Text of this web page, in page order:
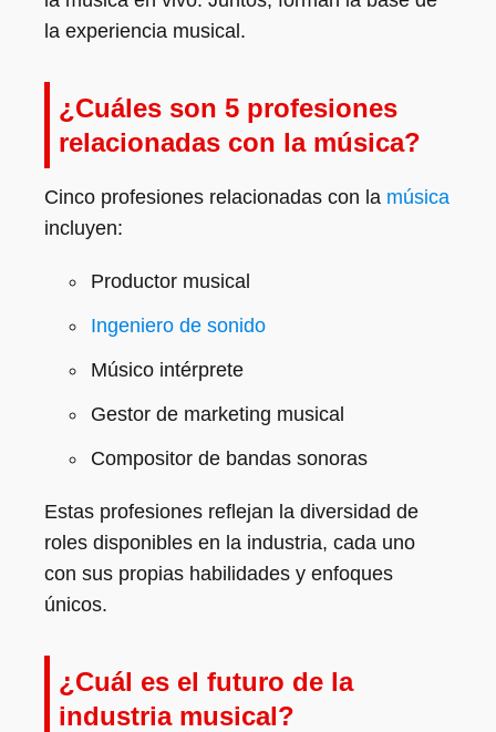
la experiencia musical.
¿Cuáles son 5 profesiones
relacionadas con la música?
Cinco profesiones relacionadas con la música
incluyen:
Productor musical
Ingeniero de sonido
Músico intérprete
Gestor de marketing musical
Compositor de bandas sonoras
Estas profesiones reflejan la diversidad de
roles disponibles en la industria, cada uno
con sus propias habilidades y enfoques
únicos.
¿Cuál es el futuro de la
industria musical?